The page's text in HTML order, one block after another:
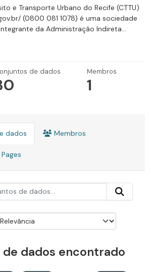
e Transporte Urbano do Recife (CTTU)
(0800 081 1078) é uma sociedade
da Administração Indireta...
de dados Membros
1
dados Membros
Pages
de dados encontrado